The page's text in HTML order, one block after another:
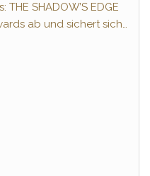
SHADOW’S EDGE
ab und sichert sich